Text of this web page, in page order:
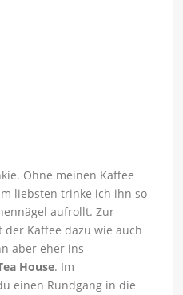
Ohne meinen Kaffee
liebsten trinke ich ihn so
aufrollt. Zur
Kaffee dazu wie auch
aber eher ins
House. Im
einen Rundgang in die